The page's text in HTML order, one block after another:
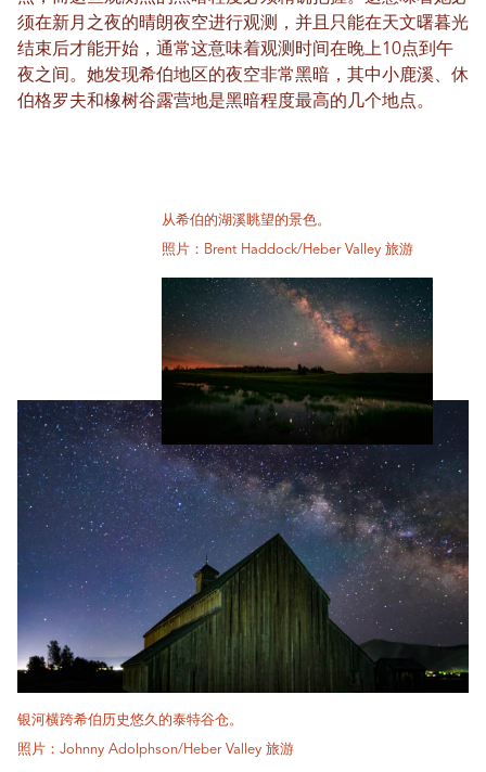
须在新月之夜的晴朗夜空进行观测，并且只能在天文曙暮光
结束后才能开始，通常这意味着观测时间在晚上10点到午
夜之间。她发现希伯地区的夜空非常黑暗，其中小鹿溪、休
伯格罗夫和橡树谷露营地是黑暗程度最高的几个地点。
从希伯的湖溪眺望的景色。
照片：Brent Haddock/Heber Valley 旅游
银河横跨希伯历史悠久的泰特谷仓。
照片：Johnny Adolphson/Heber Valley 旅游